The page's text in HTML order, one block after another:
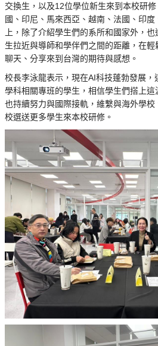
交換生，以及12位學位新生來到本校研
國、印尼、馬來西亞、越南、法國、印
上，除了介紹學生們的系所和國家外，
生拉近與導師和學伴們之間的距離，在
聊天、分享來到台灣的期待與感想。
校長李泳龍表示，現在AI科技蓬勃發展，
學科相關專班的學生，相信學生們搭上
也持續努力與國際接軌，維繫與海外學
校選送更多學生來本校研修。